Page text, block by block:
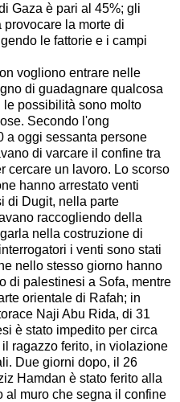
Gaza è pari al 45%; gli
la morte di
le fattorie e i campi
vogliono entrare nelle
di guadagnare qualcosa
le possibilità sono molto
Secondo l'ong
a oggi sessanta persone
di varcare il confine tra
cercare un lavoro. Lo scorso
hanno arrestato venti
di Dugit, nella parte
raccogliendo della
nella costruzione di
i venti sono stati
nello stesso giorno hanno
di palestinesi a Sofa, mentre
orientale di Rafah; in
Naji Abu Rida, di 31
è stato impedito per circa
ragazzo ferito, in violazione
Due giorni dopo, il 26
Hamdan è stato ferito alla
al muro che segna il confine